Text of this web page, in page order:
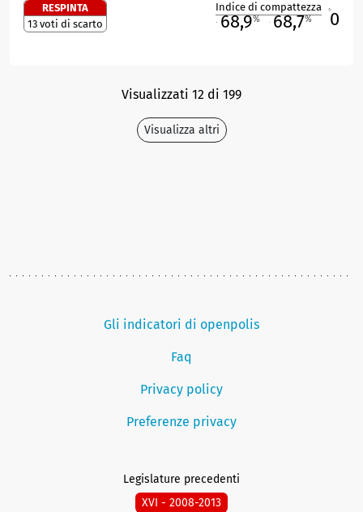
RESPINTA
13 voti di scarto
Indice di compattezza
68,9% 68,7% 0
Visualizzati 12 di 199
Visualizza altri
Gli indicatori di openpolis
Faq
Privacy policy
Preferenze privacy
Legislature precedenti
XVI - 2008-2013